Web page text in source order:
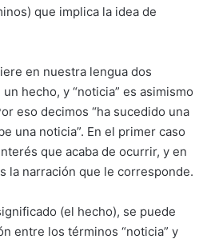
que implica la idea de
en nuestra lengua dos
hecho, y “noticia” es asimismo
eso decimos “ha sucedido una
una noticia”. En el primer caso
que acaba de ocurrir, y en
la narración que le corresponde.
(el hecho), se puede
entre los términos “noticia” y